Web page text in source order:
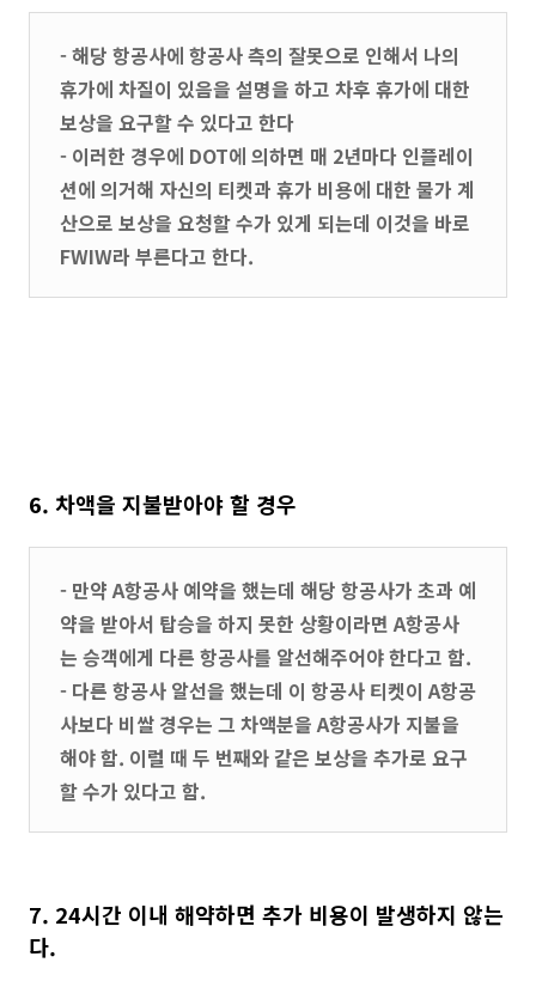
- 해당 항공사에 항공사 측의 잘못으로 인해서 나의
휴가에 차질이 있음을 설명을 하고 차후 휴가에 대한
보상을 요구할 수 있다고 한다
- 이러한 경우에 DOT에 의하면 매 2년마다 인플레이
션에 의거해 자신의 티켓과 휴가 비용에 대한 물가 계
산으로 보상을 요청할 수가 있게 되는데 이것을 바로
FWIW라 부른다고 한다.
6. 차액을 지불받아야 할 경우
- 만약 A항공사 예약을 했는데 해당 항공사가 초과 예
약을 받아서 탑승을 하지 못한 상황이라면 A항공사
는 승객에게 다른 항공사를 알선해주어야 한다고 함.
- 다른 항공사 알선을 했는데 이 항공사 티켓이 A항공
사보다 비쌀 경우는 그 차액분을 A항공사가 지불을
해야 함. 이럴 때 두 번째와 같은 보상을 추가로 요구
할 수가 있다고 함.
7. 24시간 이내 해약하면 추가 비용이 발생하지 않는
다.